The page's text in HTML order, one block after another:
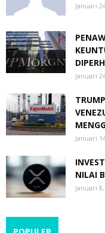
Januari
Januari
Januari
NILAI
Januari